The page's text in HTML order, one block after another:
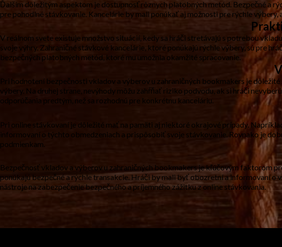
Ďalším dôležitým aspektom je dostupnosť rôznych platobných metód. Bezpečné a
pre pohodlné stávkovanie. Kancelárie by mali ponúkať aj možnosti pre rýchle
V reálnom svete existuje množstvo situácií, kedy sa hráči stretávajú s potrebou
svoje výhry. Zahraničné stávkové kancelárie, ktoré ponúkajú rýchle výbery, sú pre
bezpečných platobných metód, ktoré mu umožnia okamžité spracovanie.
Pri hodnotení bezpečnosti vkladov a výberov u zahraničných bookmakers je
výbery. Na druhej strane, nevýhody môžu zahŕňať riziko podvodu, ak si hráči
odporúčania predtým, než sa rozhodnú pre konkrétnu kanceláriu.
Pri online stávkovaní je dôležité mať na pamäti aj niektoré okrajové prípady.
informovaní o týchto obmedzeniach a prispôsobiť svoje stávkovanie. Rovnako je
podmienkam.
Bezpečnosť vkladov a výberov u zahraničných bookmakers je kľúčovým faktorom
ponúkajú bezpečné a rýchle transakcie. Hráči by mali byť obozretní a informovaní
nástroje na zabezpečenie bezpečného a príjemného zážitku z online stávkovania.